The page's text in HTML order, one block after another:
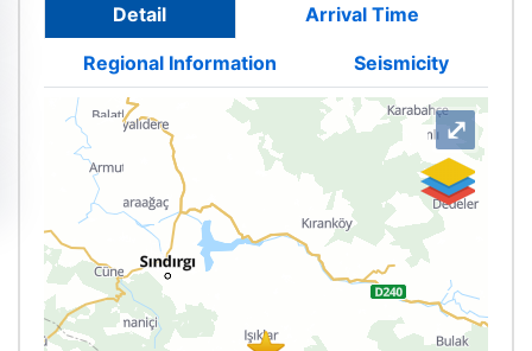
Detail Arrival Time
Regional Information Seismicity
⤢